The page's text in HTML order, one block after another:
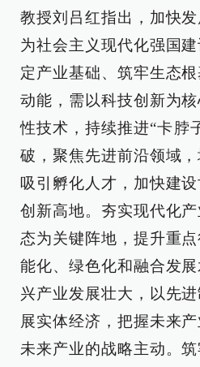
教授刘吕红指出，加快
为社会主义现代化强国
定产业基础、筑牢生态
动能，需以科技创新为
性技术，持续推进“卡脖
破，聚焦先进前沿领域
吸引孵化人才，加快建
创新高地。夯实现代化
态为关键阵地，提升重
能化、绿色化和融合发
兴产业发展壮大，以先
展实体经济，把握未来
未来产业的战略主动。